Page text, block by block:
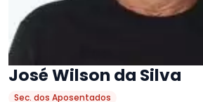
José Wilson da Silva
Sec. dos Aposentados